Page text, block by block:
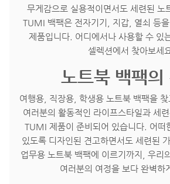
무게감으로 실용적이면서도 세련된 노
TUMI 백팩은 전자기기, 지갑, 열쇠 등
제품입니다. 어디에서나 사용할 수 있
셀렉션에서 찾아보세
노트북 백팩의
여행용, 직장용, 학생용 노트북 백팩을 찾
여러분의 활동적인 라이프스타일과 세
TUMI 제품이 준비되어 있습니다. 어떠
있도록 디자인된 견고하면서도 세련된
업무용 노트북 백팩에 이르기까지, 우리
여러분의 여정을 보다 완벽하